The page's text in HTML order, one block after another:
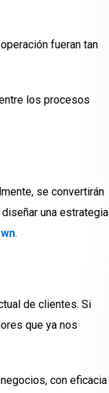
fueran tan
los procesos
se convertirán
una estrategia
.
de clientes. Si
que ya nos
con eficacia